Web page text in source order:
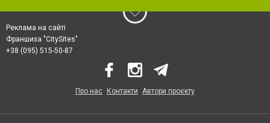
Реклама на сайті
Франшиза "CitySites"
+38 (095) 515-50-87
Про нас Контакти Автори проєкту